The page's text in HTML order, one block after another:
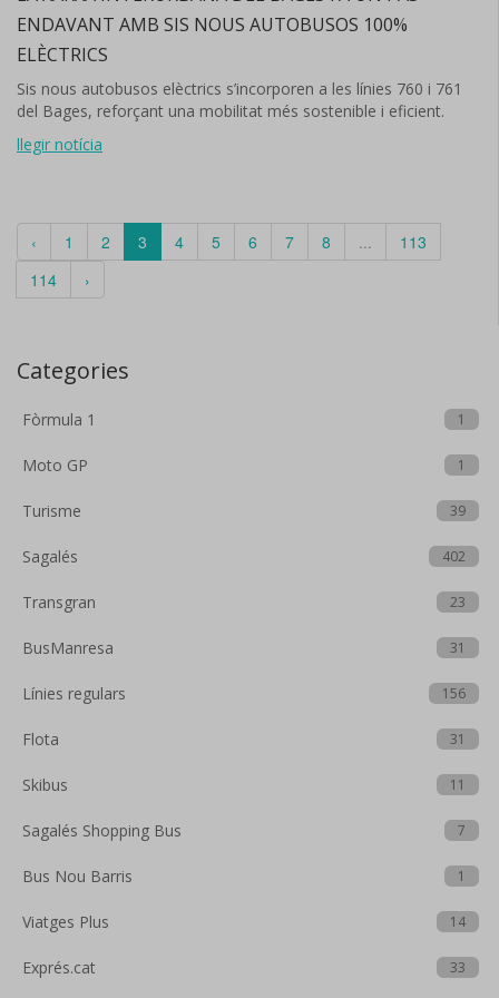
ENDAVANT AMB SIS NOUS AUTOBUSOS 100%
ELÈCTRICS
Sis nous autobusos elèctrics s’incorporen a les línies 760 i 761
del Bages, reforçant una mobilitat més sostenible i eficient.
llegir notícia
‹ 1 2 3 4 5 6 7 8 ...
113
114
›
Categories
Fòrmula 1 1
Moto GP 1
Turisme 39
Sagalés 402
Transgran 23
BusManresa 31
Línies regulars 156
Flota 31
Skibus 11
Sagalés Shopping Bus 7
Bus Nou Barris 1
Viatges Plus 14
Exprés.cat 33